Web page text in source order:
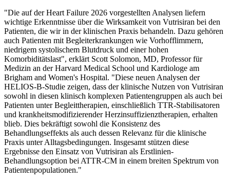
"Die auf der Heart Failure 2026 vorgestellten Analysen liefern
wichtige Erkenntnisse über die Wirksamkeit von Vutrisiran bei den
Patienten, die wir in der klinischen Praxis behandeln. Dazu gehören
auch Patienten mit Begleiterkrankungen wie Vorhofflimmern,
niedrigem systolischem Blutdruck und einer hohen
Komorbiditätslast", erklärt Scott Solomon, MD, Professor für
Medizin an der Harvard Medical School und Kardiologe am
Brigham and Women's Hospital. "Diese neuen Analysen der
HELIOS-B-Studie zeigen, dass der klinische Nutzen von Vutrisiran
sowohl in diesen klinisch komplexen Patientengruppen als auch bei
Patienten unter Begleittherapien, einschließlich TTR-Stabilisatoren
und krankheitsmodifizierender Herzinsuffizienztherapien, erhalten
blieb. Dies bekräftigt sowohl die Konsistenz des
Behandlungseffekts als auch dessen Relevanz für die klinische
Praxis unter Alltagsbedingungen. Insgesamt stützen diese
Ergebnisse den Einsatz von Vutrisiran als Erstlinien-
Behandlungsoption bei ATTR-CM in einem breiten Spektrum von
Patientenpopulationen."